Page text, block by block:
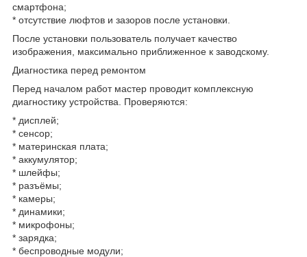
смартфона;
* отсутствие люфтов и зазоров после установки.
После установки пользователь получает качество
изображения, максимально приближенное к заводскому.
Диагностика перед ремонтом
Перед началом работ мастер проводит комплексную
диагностику устройства. Проверяются:
* дисплей;
* сенсор;
* материнская плата;
* аккумулятор;
* шлейфы;
* разъёмы;
* камеры;
* динамики;
* микрофоны;
* зарядка;
* беспроводные модули;